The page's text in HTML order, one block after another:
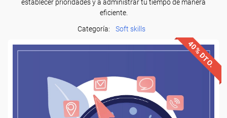
establecer prioridades y a administrar tu tiempo de manera
eficiente.
Categoría:
Soft skills
40% DTO.